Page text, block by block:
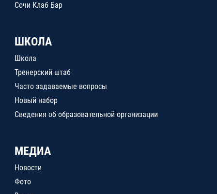
Сочи Клаб Бар
ШКОЛА
Школа
Тренерский штаб
Часто задаваемые вопросы
Новый набор
Сведения об образовательной организации
МЕДИА
Новости
Фото